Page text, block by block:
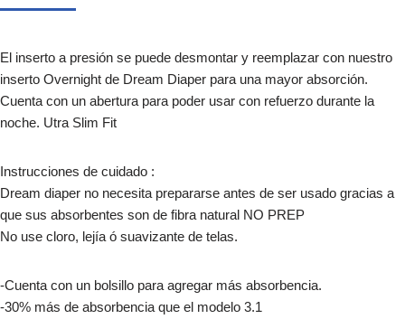
El inserto a presión se puede desmontar y reemplazar con nuestro
inserto Overnight de Dream Diaper para una mayor absorción.
Cuenta con un abertura para poder usar con refuerzo durante la
noche. Utra Slim Fit
Instrucciones de cuidado :
Dream diaper no necesita prepararse antes de ser usado gracias a
que sus absorbentes son de fibra natural NO PREP
No use cloro, lejía ó suavizante de telas.
-Cuenta con un bolsillo para agregar más absorbencia.
-30% más de absorbencia que el modelo 3.1